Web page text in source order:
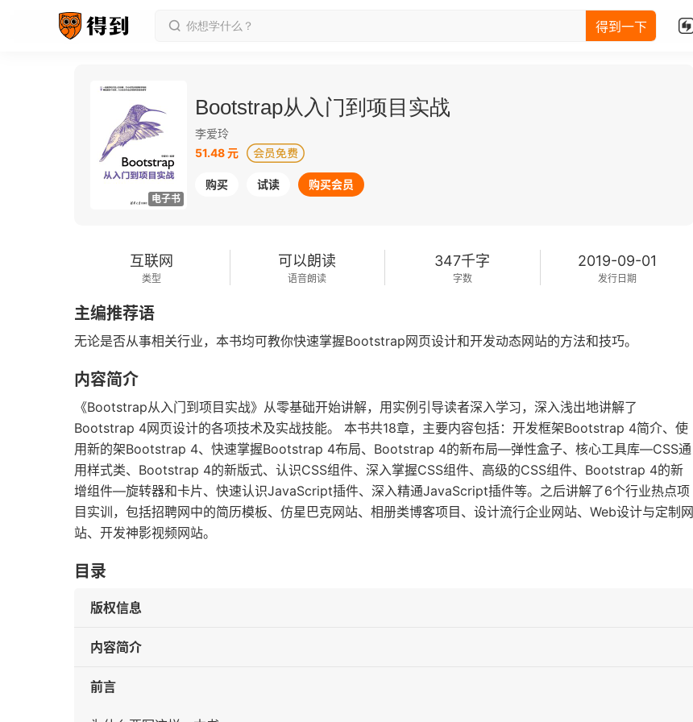
得到一下
电子书
Bootstrap从入门到项目实战
李爱玲
51.48 元
购买 试读 购买会员
互联网
类型
可以朗读
语音朗读
347千字
字数
2019-09-01
发行日期
主编推荐语
无论是否从事相关行业，本书均可教你快速掌握Bootstrap网页设计和开发动态网站的方法和技巧。
内容简介
《Bootstrap从入门到项目实战》从零基础开始讲解，用实例引导读者深入学习，深入浅出地讲解了
Bootstrap 4网页设计的各项技术及实战技能。 本书共18章，主要内容包括：开发框架Bootstrap 4简介、使
用新的架Bootstrap 4、快速掌握Bootstrap 4布局、Bootstrap 4的新布局—弹性盒子、核心工具库—CSS通
用样式类、Bootstrap 4的新版式、认识CSS组件、深入掌握CSS组件、高级的CSS组件、Bootstrap 4的新
增组件—旋转器和卡片、快速认识JavaScript插件、深入精通JavaScript插件等。之后讲解了6个行业热点项
目实训，包括招聘网中的简历模板、仿星巴克网站、相册类博客项目、设计流行企业网站、Web设计与定制网
站、开发神影视频网站。
目录
版权信息
内容简介
前言